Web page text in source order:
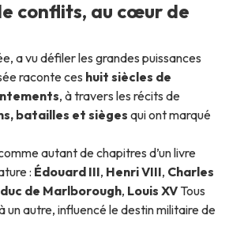
conflits, au cœur de
a vu défiler les grandes puissances
raconte ces huit siècles de
, à travers les récits de
batailles et sièges qui ont marqué
autant de chapitres d’un livre
: Édouard III, Henri VIII, Charles
duc de Marlborough, Louis XV Tous
un autre, influencé le destin militaire de